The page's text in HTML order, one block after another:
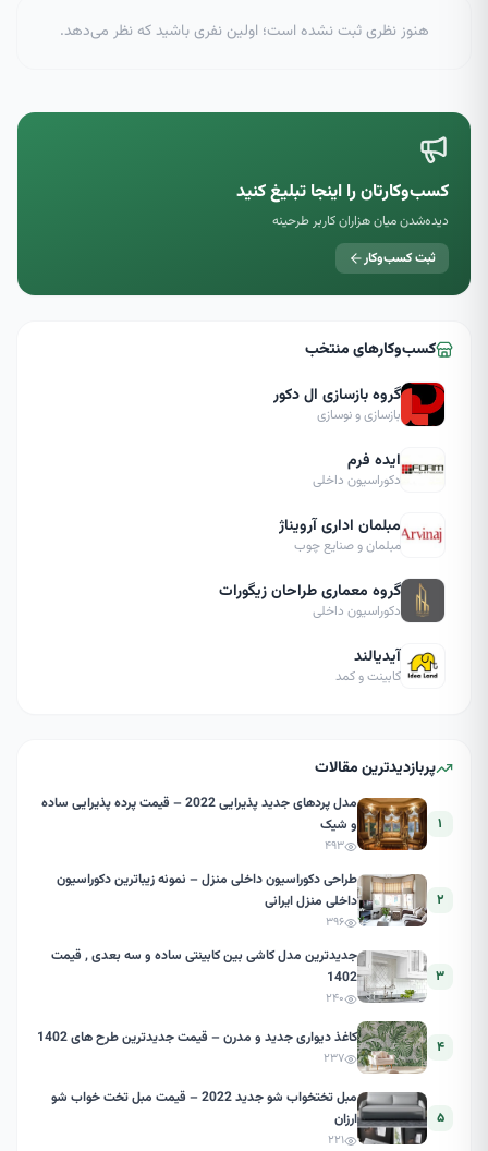
هنوز نظری ثبت نشده است؛ اولین نفری باشید که نظر می‌دهد.
کسب‌وکارتان را اینجا تبلیغ کنید
دیده‌شدن میان هزاران کاربر طرحینه
ثبت کسب‌وکار
کسب‌وکارهای منتخب
گروه بازسازی ال دکور
بازسازی و نوسازی
ایده فرم
دکوراسیون داخلی
مبلمان اداری آرویناژ
مبلمان و صنایع چوب
گروه معماری طراحان زیگورات
دکوراسیون داخلی
آیدیالند
کابینت و کمد
پربازدیدترین مقالات
۱
مدل پردهای جدید پذیرایی 2022 – قیمت پرده پذیرایی ساده
و شیک
۴۹۳
۲
طراحی دکوراسیون داخلی منزل – نمونه زیباترین دکوراسیون
داخلی منزل ایرانی
۳۹۶
۳
جدیدترین مدل کاشی بین کابینتی ساده و سه بعدی , قیمت
1402
۲۴۰
۴ کاغذ دیواری جدید و مدرن – قیمت جدیدترین طرح های 1402
۲۳۷
۵
مبل تختخواب شو جدید 2022 – قیمت مبل تخت خواب شو
ارزان
۲۲۱